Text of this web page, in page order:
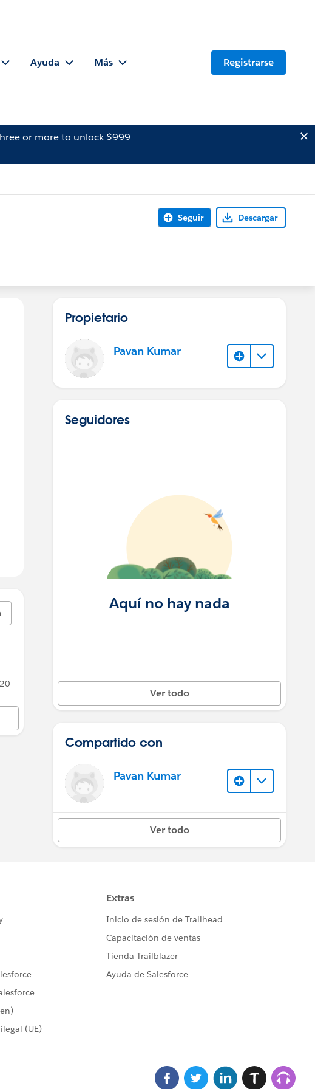
Ayuda Más Registrarse
or more to unlock $999
Seguir Descargar
Propietario
Pavan Kumar
Seguidores
Aquí no hay nada
Ver todo
Compartido con
Pavan Kumar
Ver todo